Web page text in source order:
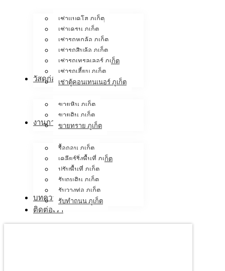
เช่าแบคโฮ ภูเก็ต
เช่าเครน ภูเก็ต
เช่ารถหกล้อ ภูเก็ต
เช่ารถสิบล้อ ภูเก็ต
เช่ารถเทรลเลอร์ ภูเก็ต
เช่ารถเฮี้ยบ ภูเก็ต
เช่าตู้คอนเทนเนอร์ ภูเก็ต
วัสดุก่อสร้าง
ขายหิน ภูเก็ต
ขายดิน ภูเก็ต
ขายทราย ภูเก็ต
งานภาคสนาม
รื้อถอน ภูเก็ต
เคลียร์ริ่งพื้นที่ ภูเก็ต
ปรับพื้นที่ ภูเก็ต
รับถมดิน ภูเก็ต
รับวางท่อ ภูเก็ต
รับทำถนน ภูเก็ต
บทความ
ติดต่อเรา